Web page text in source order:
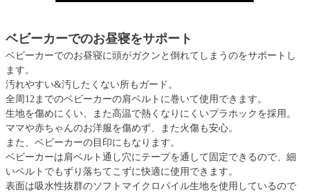
ベビーカーでのお昼寝をサポート
ベビーカーでのお昼寝に頭がガクンと倒れてしまうのをサポートし
ます。
汚れやすい&汚したくない所もガード。
全周12までのベビーカーの肩ベルトに巻いて使用できます。
生地を傷めにくい、また高温で熱くなりにくいプラホックを採用。
ママや赤ちゃんのお洋服を傷めず、また火傷も安心。
また、ベビーカーの目印にもなります。
ベビーカーは肩ベルト通し穴にテープを通して固定できるので、細
いベルトでもずり落ちてこずに快適に使用できます。
表面は吸水性抜群のソフトマイクロパイル生地を使用しているので